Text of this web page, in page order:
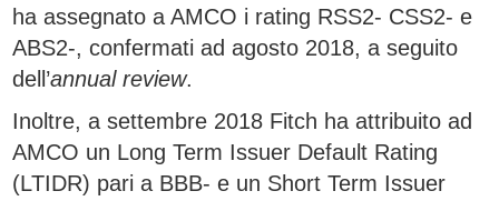
ha assegnato a AMCO i rating RSS2- CSS2- e
ABS2-, confermati ad agosto 2018, a seguito
dell’annual review.
Inoltre, a settembre 2018 Fitch ha attribuito ad
AMCO un Long Term Issuer Default Rating
(LTIDR) pari a BBB- e un Short Term Issuer